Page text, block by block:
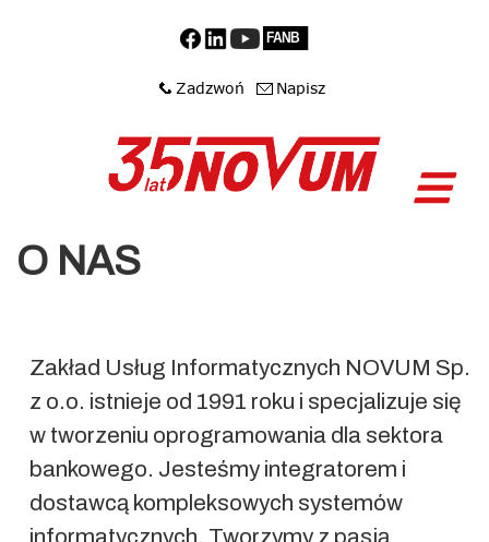
O NAS
Zakład Usług Informatycznych NOVUM Sp.
z o.o. istnieje od 1991 roku i specjalizuje się
w tworzeniu oprogramowania dla sektora
bankowego. Jesteśmy integratorem i
dostawcą kompleksowych systemów
informatycznych. Tworzymy z pasją